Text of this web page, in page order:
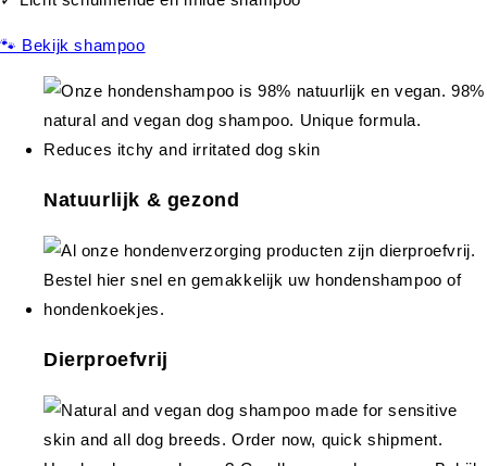
🐾 Bekijk shampoo
Natuurlijk & gezond
Dierproefvrij